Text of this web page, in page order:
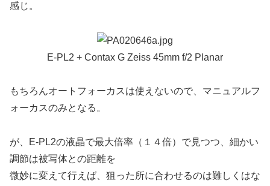
感じ。
E-PL2 + Contax G Zeiss 45mm f/2 Planar
もちろんオートフォーカスは使えないので、マニュアルフ
ォーカスのみとなる。
が、E-PL2の液晶で最大倍率（１４倍）で見つつ、細かい
調節は被写体との距離を
微妙に変えて行えば、狙った所に合わせるのは難しくはな